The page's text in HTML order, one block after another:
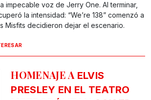
impecable voz de Jerry One. Al terminar,
la intensidad: “We’re 138” comenzó a
Misfits decidieron dejar el escenario.
HOMENAJE AELVIS
PRESLEY EN EL TEATRO